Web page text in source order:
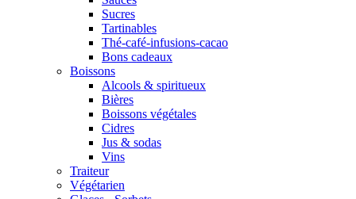
Sucres
Tartinables
Thé-café-infusions-cacao
Bons cadeaux
Boissons
Alcools & spiritueux
Bières
Boissons végétales
Cidres
Jus & sodas
Vins
Traiteur
Végétarien